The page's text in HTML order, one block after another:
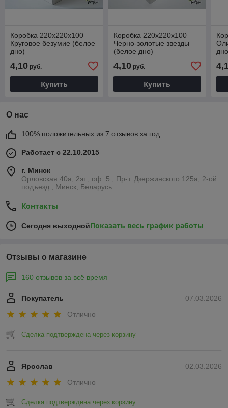
Коробка 220х220х100
Круговое безумие (белое
дно)
4,10 руб.
Купить
Коробка 220х220х100
Черно-золотые звезды
(белое дно)
4,10руб.
Купить
О нас
100% положительных из 7 отзывов за год
Работает с 22.10.2015
г. Минск
Орловская 40а, 2эт., оф. 5 ; Пр-т. Дзержинского 125а, 2-ой
подъезд., Минск, Беларусь
Контакты
Сегодня выходнойПоказать весь график работы
Отзывы о магазине
160 отзывов за всё время
07.03.2026
Покупатель
Отлично
Сделка подтверждена через корзину
02.03.2026
Ярослав
Отлично
Сделка подтверждена через корзину